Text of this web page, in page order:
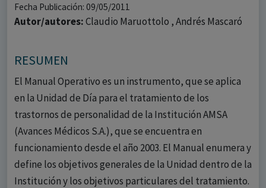
Fecha Publicación: 09/05/2011
Autor/autores:Claudio Maruottolo , Andrés Mascaró
RESUMEN
El Manual Operativo es un instrumento, que se aplica
en la Unidad de Día para el tratamiento de los
trastornos de personalidad de la Institución AMSA
(Avances Médicos S.A.), que se encuentra en
funcionamiento desde el año 2003. El Manual enumera y
define los objetivos generales de la Unidad dentro de la
Institución y los objetivos particulares del tratamiento.